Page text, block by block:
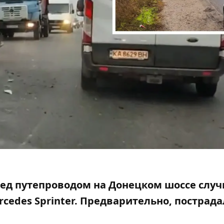
путепроводом на Донецком шоссе
Sprinter. Предварительно,